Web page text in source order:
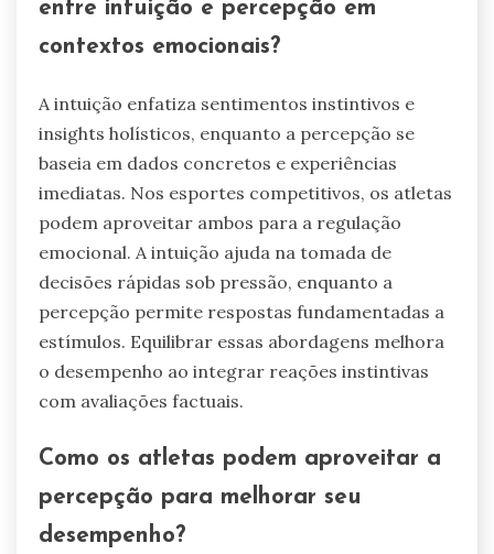
entre intuição e percepção em
contextos emocionais?
A intuição enfatiza sentimentos instintivos e
insights holísticos, enquanto a percepção se
baseia em dados concretos e experiências
imediatas. Nos esportes competitivos, os atletas
podem aproveitar ambos para a regulação
emocional. A intuição ajuda na tomada de
decisões rápidas sob pressão, enquanto a
percepção permite respostas fundamentadas a
estímulos. Equilibrar essas abordagens melhora
o desempenho ao integrar reações instintivas
com avaliações factuais.
Como os atletas podem aproveitar a
percepção para melhorar seu
desempenho?